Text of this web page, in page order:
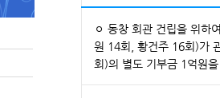
ㅇ 동창 회관 건립을 위하
원 14회, 황건주 16회)가
회)의 별도 기부금 1억원